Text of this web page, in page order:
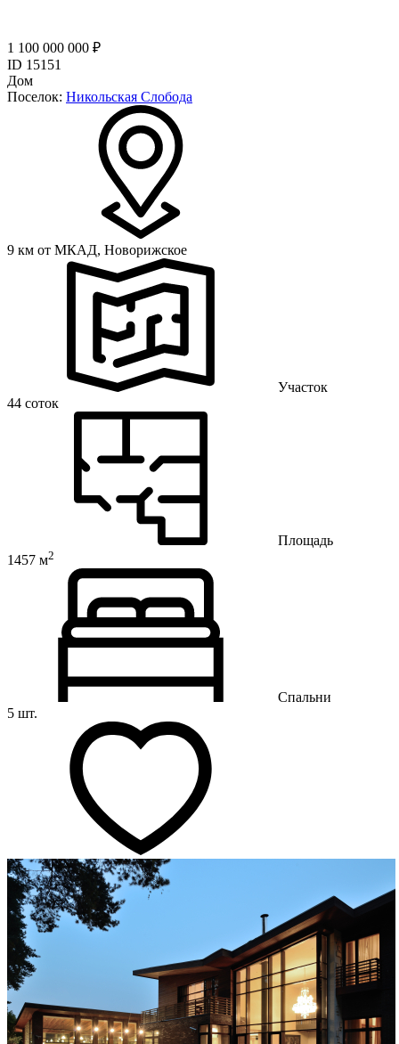
1 100 000 000 ₽
ID 15151
Дом
Поселок: Никольская Слобода
9 км от МКАД, Новорижское
Участок
44 соток
Площадь
1457 м2
Спальни
5 шт.